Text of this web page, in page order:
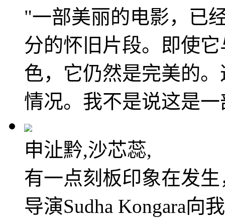
"一部美丽的电影，已
分的怀旧片段。即使
色，它仍然是完美的
情况。我不是说这是
申沚黔,沙芯蕊,
有一点刻板印象在发
导演Sudha Kongara向